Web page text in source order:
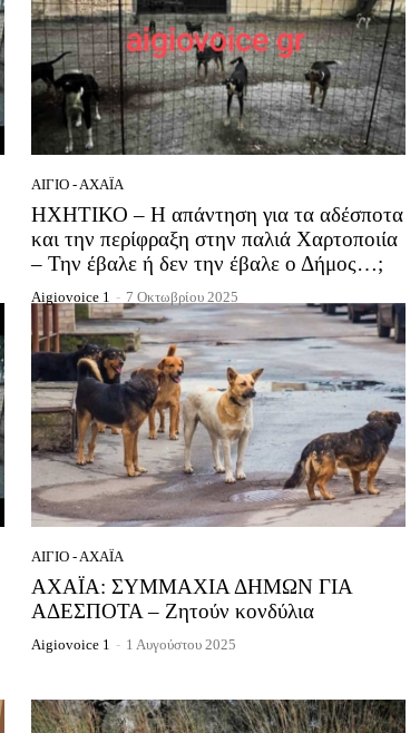
ΑΊΓΙΟ - ΑΧΑΪ́Α
ΗΧΗΤΙΚΟ – Η απάντηση για τα αδέσποτα
και την περίφραξη στην παλιά Χαρτοποιία
– Την έβαλε ή δεν την έβαλε ο Δήμος…;
Aigiovoice 1 - 7 Οκτωβρίου 2025
ΑΊΓΙΟ - ΑΧΑΪ́Α
ΑΧΑΪΑ: ΣΥΜΜΑΧΙΑ ΔΗΜΩΝ ΓΙΑ
ΑΔΕΣΠΟΤΑ – Ζητούν κονδύλια
Aigiovoice 1 - 1 Αυγούστου 2025